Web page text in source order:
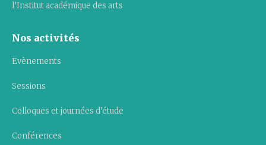
l’Institut académique des arts
Nos activités
Evènements
Sessions
Colloques et journées d’étude
Conférences